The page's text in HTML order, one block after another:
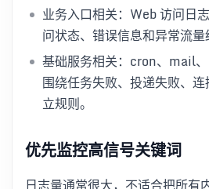
业务入口相关：Web 访问日
问状态、错误信息和异常流量
基础服务相关：cron、mail
围绕任务失败、投递失败、
立规则。
优先监控高信号关键词